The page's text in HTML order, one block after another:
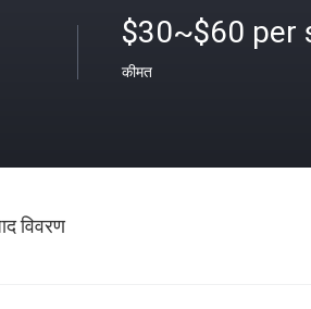
$30~$60 per
कीमत
विवरण